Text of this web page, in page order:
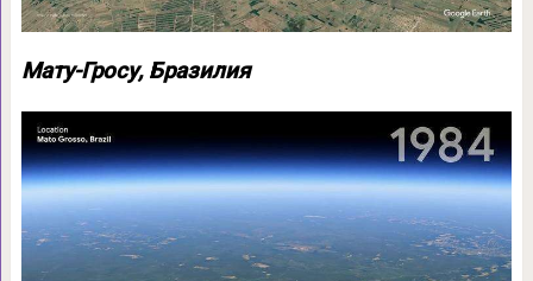
Мату-Гросу, Бразилия